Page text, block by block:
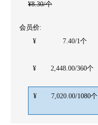
¥8.30/个
会员价:
¥
7.40/1个
¥ 2,448.00/360个
¥ 7,020.00/1080个